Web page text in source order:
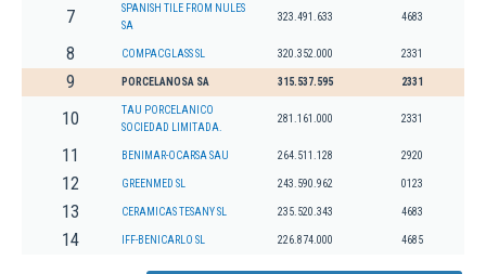
7
SPANISH TILE FROM NULES
SA
323.491.633 4683
8 COMPACGLASS SL 320.352.000 2331
9 PORCELANOSA SA 315.537.595 2331
10
TAU PORCELANICO
SOCIEDAD LIMITADA.
281.161.000 2331
11 BENIMAR-OCARSA SAU 264.511.128 2920
12 GREENMED SL 243.590.962 0123
13 CERAMICAS TESANY SL 235.520.343 4683
14 IFF-BENICARLO SL 226.874.000 4685